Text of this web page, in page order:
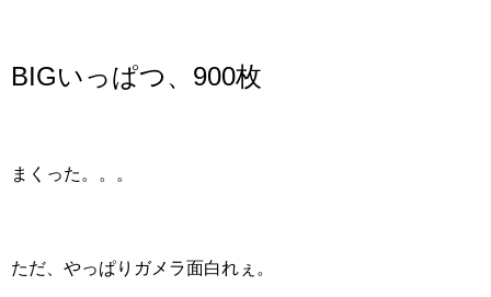
BIGいっぱつ、900枚
まくった。。。
ただ、やっぱりガメラ面白れぇ。